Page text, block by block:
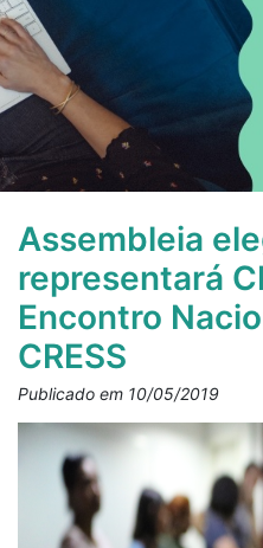
Assembleia
representará
Encontro
CRESS
Publicado em 10/05/2019